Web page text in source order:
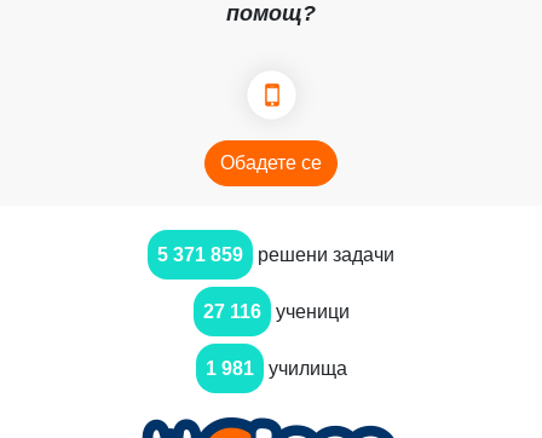
помощ?
Обадете се
5 371 859 решени задачи
27 116 ученици
1 981 училища